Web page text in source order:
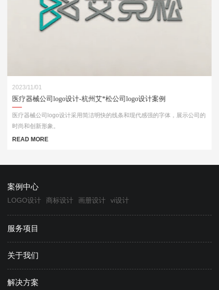
2023/11/01
医疗器械公司logo设计-杭州艾*松公司logo设计案例
医疗器械公司logo设计采用简洁明快的线条和现代感强的字体，展示公司的
时尚和创新形象。
READ MORE
案例中心
LOGO设计 商标设计 画册设计 vi设计
服务项目
关于我们
解决方案